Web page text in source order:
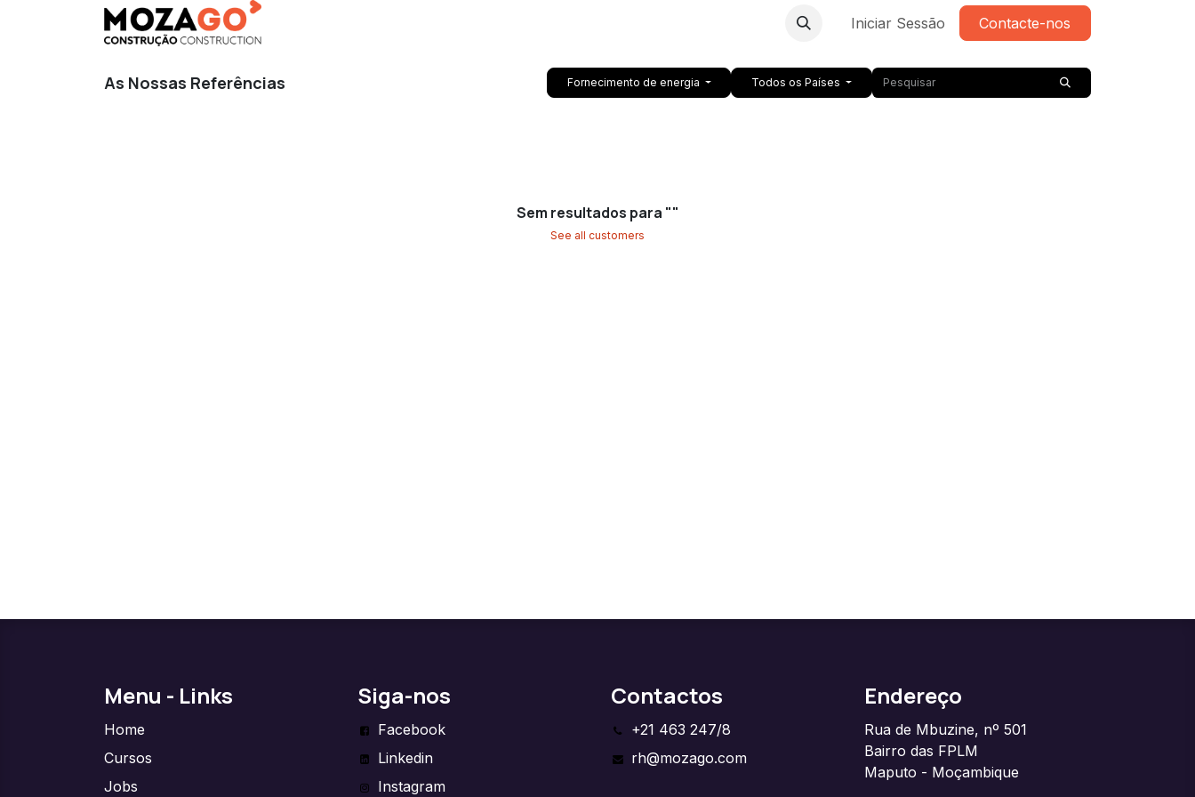
Pular para o conteúdo
Iniciar Sessão Contacte-nos
As Nossas Referências Fornecimento de energia Todos os Países
Sem resultados para ""
See all customers
Menu - Links
Home
Cursos
Jobs
Siga-nos
Facebook
Linkedin
Instagram
Contactos
+21 463 247/8
rh@mozago.com
Endereço
Rua de Mbuzine, nº 501
Bairro das FPLM
Maputo - Moçambique